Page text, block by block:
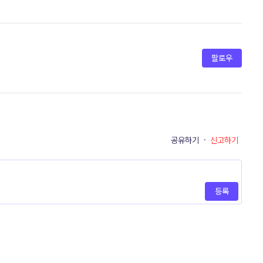
팔로우
공유하기 · 신고하기
등록